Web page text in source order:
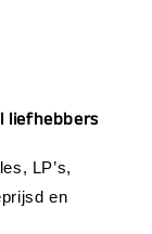
liefhebbers
LP’s,
en